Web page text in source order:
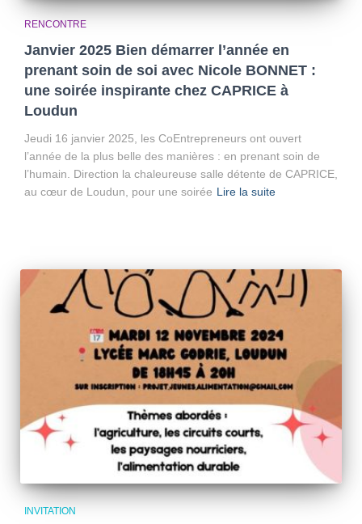
RENCONTRE
Janvier 2025 Bien démarrer l’année en
prenant soin de soi avec Nicole BONNET :
une soirée inspirante chez CAPRICE à
Loudun
Jeudi 16 janvier 2025, les CoEntrepreneurs ont ouvert
l’année de la plus belle des manières : en prenant soin de
l’humain. Direction la chaleureuse salle détente de CAPRICE,
au cœur de Loudun, pour une soirée Lire la suite
INVITATION